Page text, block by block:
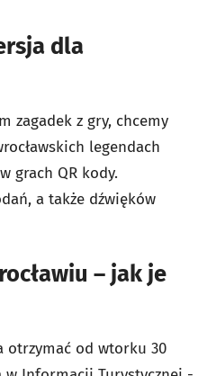
dla
zagadek z gry, chcemy
legendach
grach QR kody.
a także dźwięków
– jak je
otrzymać od wtorku 30